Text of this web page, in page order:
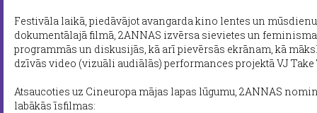
Festivāla laikā, piedāvājot avangarda kino lentes un
dokumentālajā filmā, 2ANNAS izvērsa sievietes un
programmās un diskusijās, kā arī pievērsās ekrānam, kā
dzīvās video (vizuāli audiālās) performances projektā VJ Take
Atsaucoties uz Cineuropa mājas lapas lūgumu, 2ANNAS
labākās īsfilmas: